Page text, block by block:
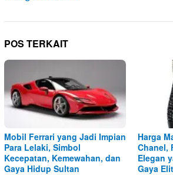
POS TERKAIT
Mobil Ferrari yang Jadi Impian
Para Lelaki, Simbol
Kecepatan, Kemewahan, dan
Gaya Hidup Sultan
Harga
Chanel,
Elegan
Gaya